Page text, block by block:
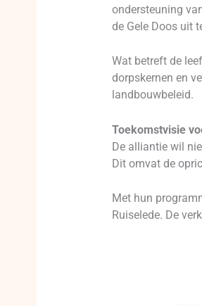
ondersteuning
de Gele Doos uit
Wat betreft de
dorpskernen en
landbouwbeleid.
Toekomstvisie
De alliantie wil
Dit omvat de
Met hun
Ruiselede. De